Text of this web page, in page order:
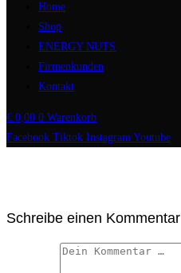
Home
Shop
ENERGY NUTS
Firmenkunden
Kontakt
€ 0,00 0 Warenkorb
Facebook Tiktok Instagram Youtube
Schreibe einen Kommentar